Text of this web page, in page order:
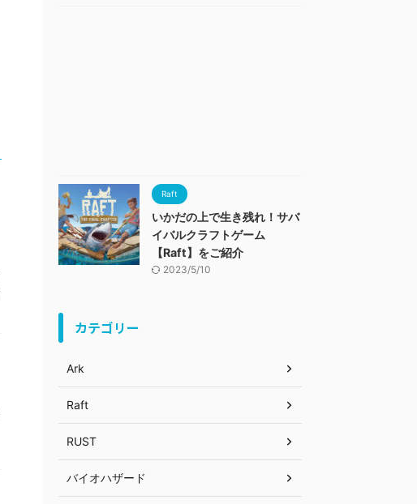
Raft
いかだの上で生き残れ！サバ
イバルクラフトゲーム
【Raft】をご紹介
2023/5/10
カテゴリー
Ark
Raft
RUST
バイオハザード